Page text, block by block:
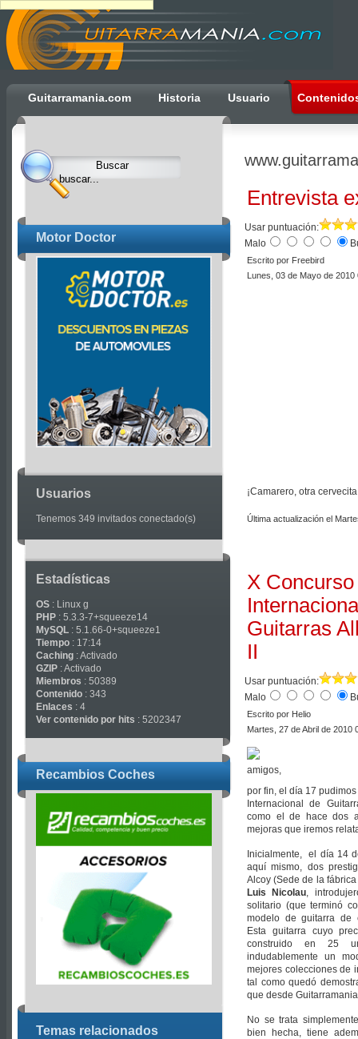
Guitarramania.com Historia Usuario
Motor Doctor
Usuarios
Tenemos 349 invitados conectado(s)
Estadísticas
OS : Linux g
PHP : 5.3.3-7+squeeze14
MySQL : 5.1.66-0+squeeze1
Tiempo : 17:14
Caching : Activado
GZIP : Activado
Miembros : 50389
Contenido : 343
Enlaces : 4
Ver contenido por hits : 5202347
Recambios Coches
Temas relacionados
Ulti
Clocks,
an
Ulti
Joomla
product
Joomla
Extensions
Joomla
Templates
Entrevista
Usar puntuación:
Malo
Escrito por Freebird
Lunes, 03 de Mayo de 2010
¡Camarero, otra
Última actualización el
X Concurso
Guitarras
II
Usar puntuación:
Malo
Escrito por Helio
Martes, 27 de Abril de 2010
amigos,
por fin, el día 17
Internacional de
como el de hace dos
mejoras que iremos
Inicialmente, el día 14
aquí mismo, dos
Alcoy (Sede de la
Luis Nicolau,
solitario (que terminó
modelo de guitarra de
Esta guitarra cuyo
construido en 25
indudablemente un
mejores colecciones de
tal como quedó
que desde
No se trata
bien hecha, tiene